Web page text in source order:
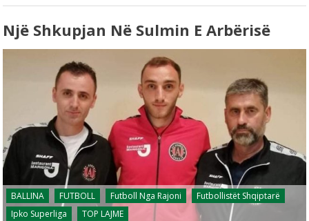
Një Shkupjan Në Sulmin E Arbërisë
BALLINA FUTBOLL Futboll Nga Rajoni
Futbollistët Shqiptarë
Ipko Superliga
TOP LAJME